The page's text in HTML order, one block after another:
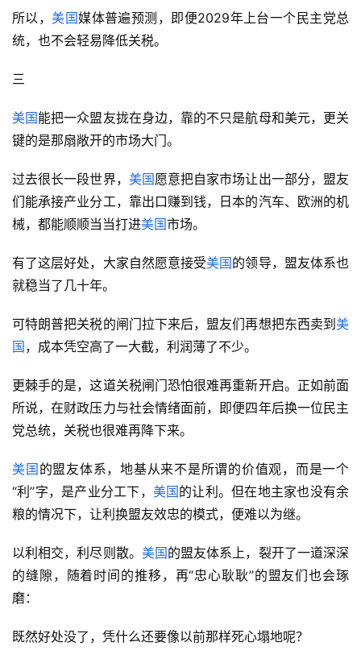
收入，在债台高筑且要通过《大而美法案》进行大减税的背
景下，这笔钱至关重要。
所以，
三
美国能把一众盟友拢在身边，靠的不只是航母和美元，更关
键的是那扇敞开的市场大门。
过去很长一段世界，美国愿意把自家市场让出一部分，盟友
们能承接产业分工，靠出口赚到钱，日本的汽车、欧洲的机
械，都能顺顺当当打进
有了这层好处，大家自然愿意接受 美国的领导，盟友体系也
就稳当了几十年。
可特朗普把关税的闸门拉下来后，盟友们再想把东西卖到美
国，成本凭空高了一大截，利润薄了不少。
更棘手的是，这道关税闸门恐怕很难再重新开启。正如前面
所说，在财政压力与社会情绪面前，即便四年后换一位民主
党总统，关税也很难再降下来。
美国的盟友体系，地基从来不是所谓的价值观，而是一个
“利”字，是产业分工下，美国的让利。但在地主家也没有余
粮的情况下，让利换盟友效忠的模式，便难以为继。
以利相交，利尽则散。
的缝隙，随着时间的推移，再“忠心耿耿”的盟友们也会琢